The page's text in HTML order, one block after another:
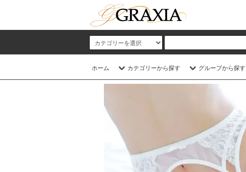
ホーム カテゴリーから探す グループから探す